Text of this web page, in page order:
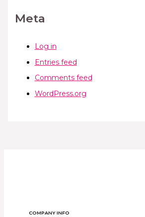
Meta
Log in
Entries feed
Comments feed
WordPress.org
COMPANY INFO